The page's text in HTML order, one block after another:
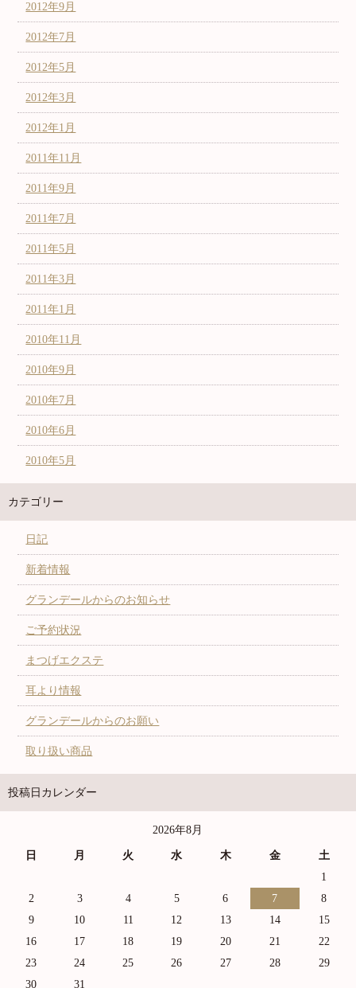
2012年9月
2012年7月
2012年5月
2012年3月
2012年1月
2011年11月
2011年9月
2011年7月
2011年5月
2011年3月
2011年1月
2010年11月
2010年9月
2010年7月
2010年6月
2010年5月
カテゴリー
日記
新着情報
グランデールからのお知らせ
ご予約状況
まつげエクステ
耳より情報
グランデールからのお願い
取り扱い商品
投稿日カレンダー
2026年8月
日 月 火 水 木 金
土
1
2
3 4 5 6 7
8
9
10 11 12 13 14
15
16
17 18 19 20 21
22
23
24 25 26 27 28
29
30
31